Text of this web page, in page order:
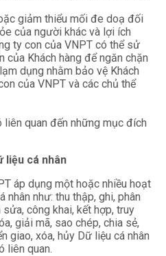
giảm thiểu mối đe doạ đối
của người khác và lợi ích
ty con của VNPT có thể sử
của Khách hàng để ngăn chặn
dụng nhằm bảo vệ Khách
của VNPT và các chủ thể
liên quan đến những mục đích
liệu cá nhân
áp dụng một hoặc nhiều hoạt
như: thu thập, ghi, phân
công khai, kết hợp, truy
giải mã, sao chép, chia sẻ,
giao, xóa, hủy Dữ liệu cá nhân
liên quan.